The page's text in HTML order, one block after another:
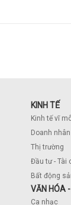
KINH TẾ
Kinh tế vĩ
Doanh
Thị trường
Đầu tư - Tài
Bất động
VĂN HÓA -
Ca nhạc